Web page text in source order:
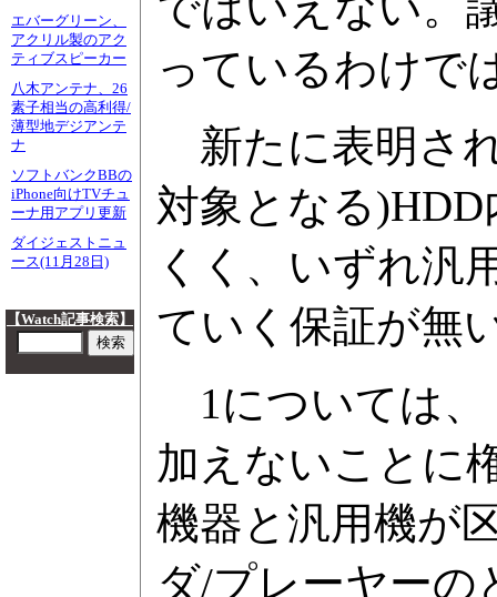
エバーグリーン、
アクリル製のアク
ティブスピーカー
八木アンテナ、26
素子相当の高利得/
薄型地デジアンテ
ナ
ソフトバンクBBの
iPhone向けTVチュ
ーナ用アプリ更新
ダイジェストニュ
ース(11月28日)
【Watch記事検索】
っているわけで
新たに表明さ
対象となる
くく、いずれ汎
ていく保証が無
1については、
加えないことに
機器と汎用機が
ダ/プレーヤーの